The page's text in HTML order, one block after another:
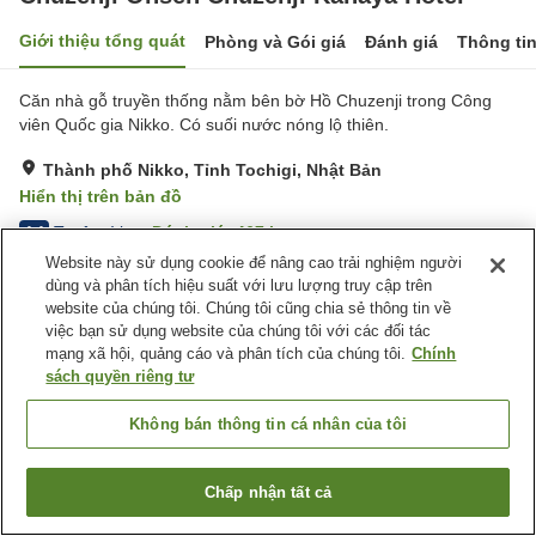
Giới thiệu tổng quát Phòng và Gói giá Đánh giá Thông
Căn nhà gỗ truyền thống nằm bên bờ Hồ Chuzenji trong Công
viên Quốc gia Nikko. ​Có suối nước nóng lộ thiên.
Thành phố Nikko, Tỉnh Tochigi, Nhật Bản
Hiển thị trên bản đồ
4.4 Tuyệt vời Đánh giá:467lượt
Tiện nghi chỗ nghỉ
Bãi đỗ xe
Spa / Salon
Nhà hàng
Bar
Nhật Bản Tỉnh Tochigi
Thành phố Nikko
Chuzenji Onsen Chuzenji Kanaya Hotel
Tìm phòng trống
Website này sử dụng cookie để nâng cao trải nghiệm người
dùng và phân tích hiệu suất với lưu lượng truy cập trên
website của chúng tôi. Chúng tôi cũng chia sẻ thông tin về
việc bạn sử dụng website của chúng tôi với các đối tác
mạng xã hội, quảng cáo và phân tích của chúng tôi. Chính
sách quyền riêng tư
Không bán thông tin cá nhân của tôi
Chấp nhận tất cả